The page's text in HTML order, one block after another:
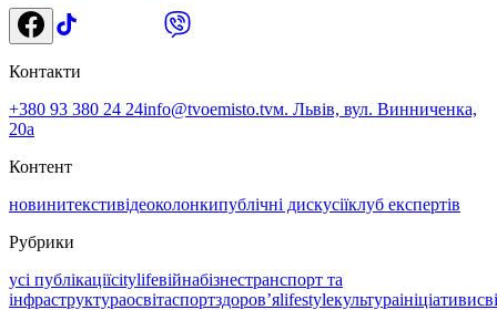
Контакти
+380 93 380 24 24info@tvoemisto.tvм. Львів, вул. Винниченка,
20а
Контент
новинитекстивідеоколонкипублічні дискусіїклуб експертів
Рубрики
усі публікаціїcitylifeвійнабізнестранспорт та
інфраструктураосвітаспортздоровʼяlifestyleкультураініціативи